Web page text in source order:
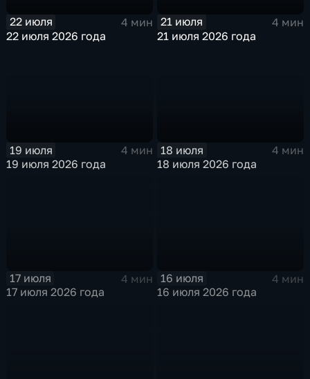
22 июля
4 мин
22 июля 2026 года
21 июля
4 мин
21 июля 2026 года
19 июля
4 мин
19 июля 2026 года
18 июля
4 мин
18 июля 2026 года
17 июля
4 мин
17 июля 2026 года
16 июля
4 мин
16 июля 2026 года